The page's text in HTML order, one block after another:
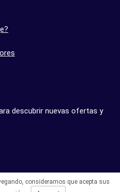
descubrir nuevas ofertas y
consideramos que acepta sus